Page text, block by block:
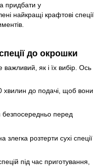
придбати у
найкращі крафтові спеції
до окрошки
як і їх вибір. Ось
хвилин до подачі, щоб вони
безпосередньо перед
розтерти сухі спеції
під час приготування,